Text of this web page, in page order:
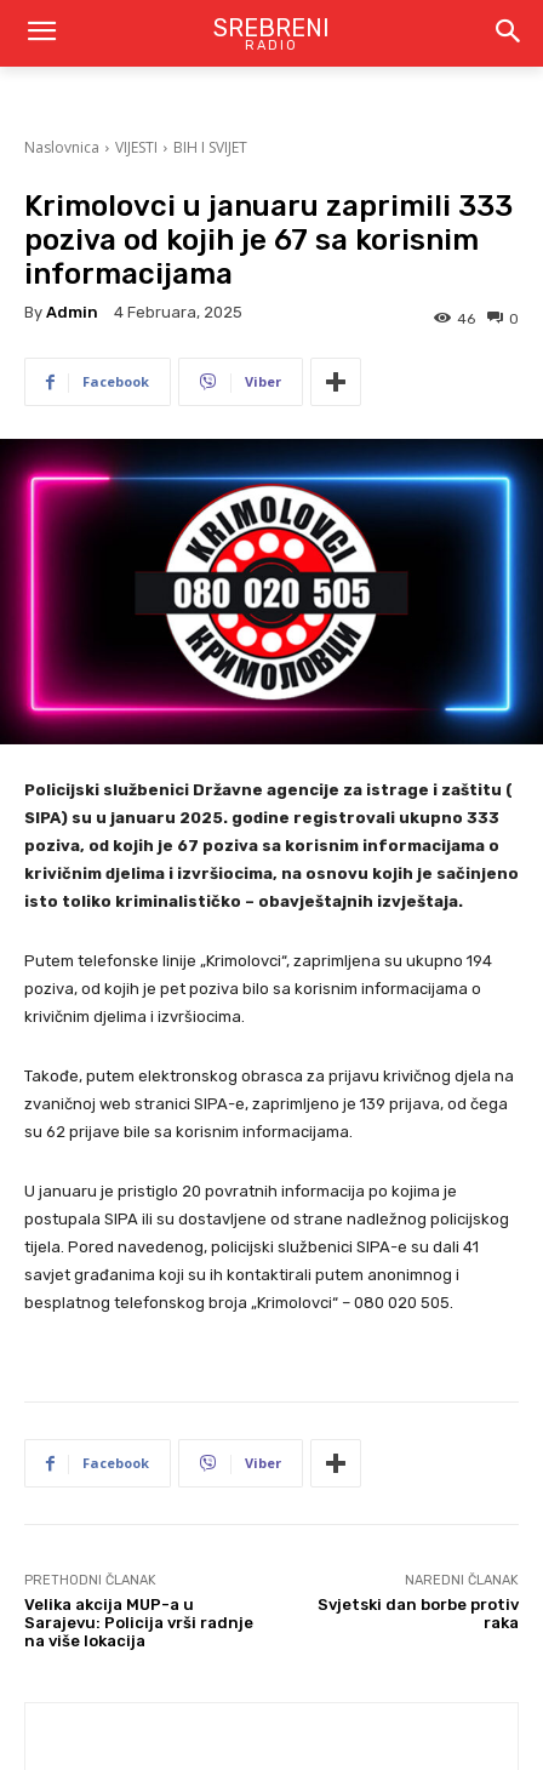
SREBRENI
RADIO
Naslovnica VIJESTI BIH I SVIJET
Krimolovci u januaru zaprimili 333
poziva od kojih je 67 sa korisnim
informacijama
By Admin 4 Februara, 2025 0
46
Facebook Viber
Policijski službenici Državne agencije za istrage i zaštitu (
SIPA) su u januaru 2025. godine registrovali ukupno 333
poziva, od kojih je 67 poziva sa korisnim informacijama o
krivičnim djelima i izvršiocima, na osnovu kojih je sačinjeno
isto toliko kriminalističko – obavještajnih izvještaja.
Putem telefonske linije „Krimolovci“, zaprimljena su ukupno 194
poziva, od kojih je pet poziva bilo sa korisnim informacijama o
krivičnim djelima i izvršiocima.
Takođe, putem elektronskog obrasca za prijavu krivičnog djela na
zvaničnoj web stranici SIPA-e, zaprimljeno je 139 prijava, od čega
su 62 prijave bile sa korisnim informacijama.
U januaru je pristiglo 20 povratnih informacija po kojima je
postupala SIPA ili su dostavljene od strane nadležnog policijskog
tijela. Pored navedenog, policijski službenici SIPA-e su dali 41
savjet građanima koji su ih kontaktirali putem anonimnog i
besplatnog telefonskog broja „Krimolovci“ – 080 020 505.
Facebook Viber
PRETHODNI ČLANAK
Velika akcija MUP-a u
Sarajevu: Policija vrši radnje
na više lokacija
NAREDNI ČLANAK
Svjetski dan borbe protiv
raka